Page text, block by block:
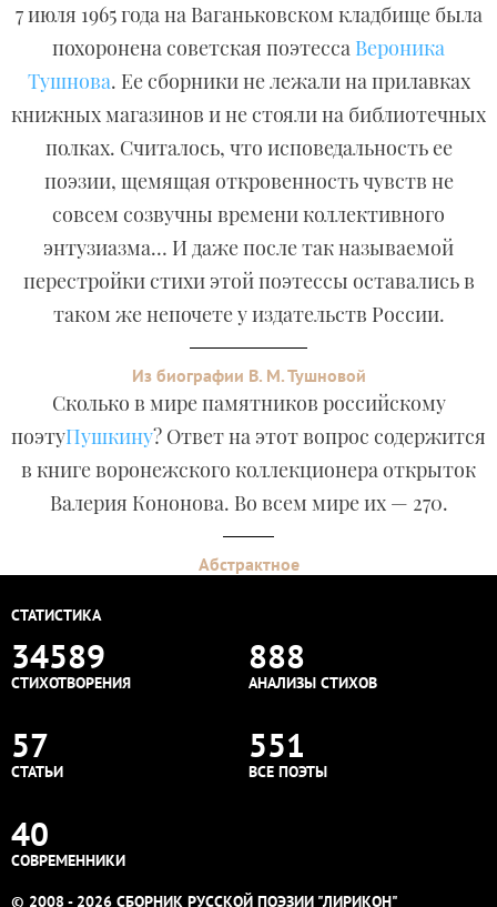
7 июля 1965 года на Ваганьковском кладбище была
похоронена советская поэтесса Вероника
Тушнова. Ее сборники не лежали на прилавках
книжных магазинов и не стояли на библиотечных
полках. Считалось, что исповедальность ее
поэзии, щемящая откровенность чувств не
совсем созвучны времени коллективного
энтузиазма… И даже после так называемой
перестройки стихи этой поэтессы оставались в
таком же непочете у издательств России.
Из биографии В. М. Тушновой
Сколько в мире памятников российскому
поэтуПушкину? Ответ на этот вопрос содержится
в книге воронежского коллекционера открыток
Валерия Кононова. Во всем мире их — 270.
Абстрактное
СТАТИСТИКА
34589
СТИХОТВОРЕНИЯ
888
АНАЛИЗЫ СТИХОВ
57
СТАТЬИ
551
ВСЕ ПОЭТЫ
40
СОВРЕМЕННИКИ
© 2008 - 2026 СБОРНИК РУССКОЙ ПОЭЗИИ "ЛИРИКОН"